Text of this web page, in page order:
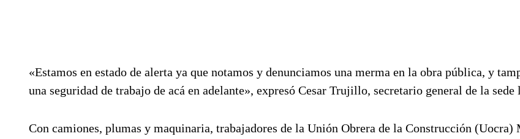
«Estamos en estado de alerta ya que notamos y denunciamos una merma en la obra pública, y
una seguridad de trabajo de acá en adelante», expresó Cesar Trujillo, secretario general de la sede
Con camiones, plumas y maquinaria, trabajadores de la Unión Obrera de la Construcción (Uocra)